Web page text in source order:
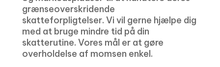
grænseoverskridende
skatteforpligtelser. Vi vil gerne hjælpe dig
med at bruge mindre tid på din
skatterutine. Vores mål er at gøre
overholdelse af momsen enkel.